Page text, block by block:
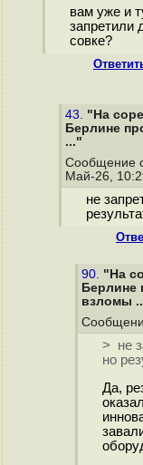
вам уже и
запретили
совке?
43. "На
Берлине
..."
Сообщение
Май-26,
не
90. "На
Берлине
взломы
> не
но
Да,